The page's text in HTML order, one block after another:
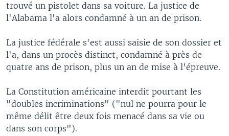
trouvé un pistolet dans sa voiture. La justice de
l'Alabama l'a alors condamné à un an de prison.
La justice fédérale s'est aussi saisie de son dossier et
l'a, dans un procès distinct, condamné à près de
quatre ans de prison, plus un an de mise à l'épreuve.
La Constitution américaine interdit pourtant les
"doubles incriminations" ("nul ne pourra pour le
même délit être deux fois menacé dans sa vie ou
dans son corps").